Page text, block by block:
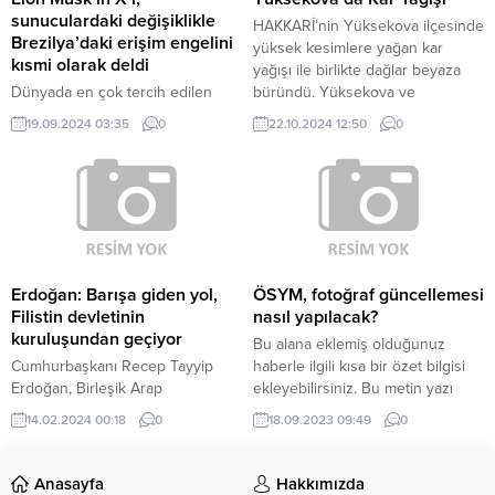
altyapısında yaşanabilecek olası
sorunları görüşecek. Toplantının...
sunuculardaki değişiklikle
Brezilya’daki erişim engelini
kısmi olarak deldi
Dünyada en çok tercih edilen
sosyal medya platformlarından
X’e, 20 milyondan fazla aktif
kullanıcısının bulunduğu
Brezilya’da anlaşmazlıklar
nedeniyle ağustos sonundan bu
yana erişilemiyordu. Ancak X’in IP
adreslerini inceleyen uzmanlar,
dağıtım ağı olan Cloudflare
sunucuları üzerinden kendi
sunucularına yönlendirmeye
başladığına dair göstergeler
olduğunu belirtti. Siber güvenliğe
odaklanan...
19.09.2024 03:35 0
HAKKARİ’nin Yüksekova ilçesinde
yüksek kesimlere yağan kar
yağışı ile birlikte dağlar beyaza
büründü. Yüksekova ve
çevresinde soğuk hava etkili
olurken, sıcaklığının eksi 1
dereceye kadar düştüğü ilçenin
yüksek kesimlerinde ise kar
yağışı etkili oldu. Kar yağışı ile
birlikte Cilo Dağı’nın yüksek
kesimleri beyaza büründü. Haber
“Yayınlanan tüm...
22.10.2024 12:50 0
Erdoğan: Barışa giden yol,
Filistin devletinin
kuruluşundan geçiyor
Cumhurbaşkanı Recep Tayyip
Erdoğan, Birleşik Arap
Emirlikleri'nde düzenlenen Dünya
Hükümetler Zirvesi'nde konuştu.
14.02.2024 00:18 0
ÖSYM, fotoğraf güncellemesi
nasıl yapılacak?
Bu alana eklemiş olduğunuz
haberle ilgili kısa bir özet bilgisi
ekleyebilirsiniz. Bu metin yazı
düzenleme sayfasında “Özet”
bölümünden eklenebilir. Özet
olarak bu şekilde gösterilir,
18.09.2023 09:49 0
Anasayfa Hakkımızda